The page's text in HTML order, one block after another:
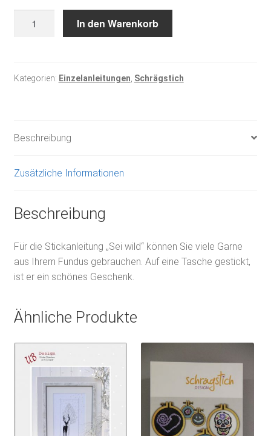
In den Warenkorb
Kategorien: Einzelanleitungen Schrägstich
Beschreibung
Zusätzliche Informationen
Beschreibung
Für die Stickanleitung „Sei wild“ können Sie viele Garne
aus Ihrem Fundus gebrauchen. Auf eine Tasche gestickt,
ist er ein schönes Geschenk.
Ähnliche Produkte